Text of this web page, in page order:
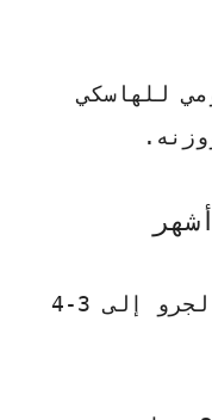
للهاسكي
في هذه المرحلة، يحتاج الجرو إلى 3-4